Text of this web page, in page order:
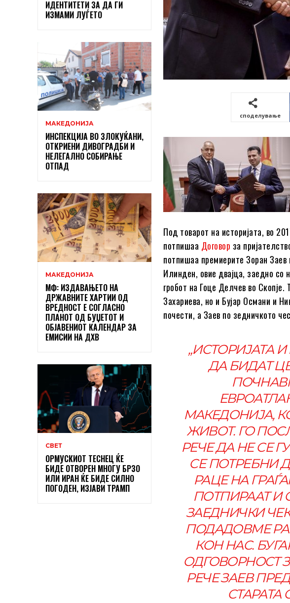
ИДЕНТИТЕТИ ЗА ДА ГИ
ИЗМАМИ ЛУЃЕТО
МАКЕДОНИЈА
ИНСПЕКЦИЈА ВО ЗЛОКУЌАНИ,
ОТКРИЕНИ ДИВОГРАДБИ И
НЕЛЕГАЛНО СОБИРАЊЕ
ОТПАД
МАКЕДОНИЈА
МФ: ИЗДАВАЊЕТО НА
ДРЖАВНИТЕ ХАРТИИ ОД
ВРЕДНОСТ Е СОГЛАСНО
ПЛАНОТ ОД БУЏЕТОТ И
ОБЈАВЕНИОТ КАЛЕНДАР ЗА
ЕМИСИИ НА ДХВ
СВЕТ
ОРМУСКИОТ ТЕСНЕЦ ЌЕ
БИДЕ ОТВОРЕН МНОГУ БРЗО
ИЛИ ИРАН ЌЕ БИДЕ СИЛНО
ПОГОДЕН, ИЗЈАВИ ТРАМП
споделување
Под товарот на историјата, во
потпишаа Договор за
потпишаа премиерите Зоран Заев
Илинден, овие двајца, заедно со
гробот на Гоце Делчев во
Захариева, но и Бујар Османи и
почести, а Заев по зедничкото
„ИСТОРИЈАТА
ДА БИДАТ
МАКЕДОНИЈА,
ЖИВОТ. ГО
РЕЧЕ ДА НЕ СЕ
СЕ ПОТРЕБНИ
РАЦЕ НА
ПОТПИРААТ И
ЗАЕДНИЧКИ
ПОДАДОВМЕ
КОН НАС.
ОДГОВОРНОСТ
РЕЧЕ ЗАЕВ
СТАРАТА